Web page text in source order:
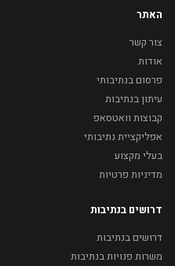
האתר
צור קשר
אודות
פרסום בנתיבותי
עיתון בנתיבות
קבוצות וואטסאפ
אפליקציית נתיבותי
בעלי מקצוע
מדיניות פרטיות
דרושים בנתיבות
דרושים בנתיבות
משרות פנויות בנתיבות